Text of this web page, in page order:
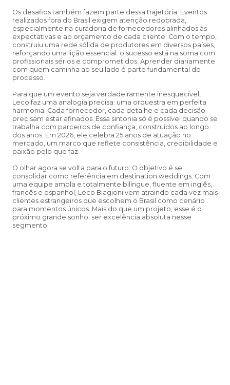
Os desafios também fazem parte dessa trajetória. Eventos
realizados fora do Brasil exigem atenção redobrada,
especialmente na curadoria de fornecedores alinhados às
expectativas e ao orçamento de cada cliente. Com o tempo,
construiu uma rede sólida de produtores em diversos países,
reforçando uma lição essencial: o sucesso está na soma com
profissionais sérios e comprometidos. Aprender diariamente
com quem caminha ao seu lado é parte fundamental do
processo.
Para que um evento seja verdadeiramente inesquecível,
Leco faz uma analogia precisa: uma orquestra em perfeita
harmonia. Cada fornecedor, cada detalhe e cada decisão
precisam estar afinados. Essa sintonia só é possível quando se
trabalha com parceiros de confiança, construídos ao longo
dos anos. Em 2026, ele celebra 25 anos de atuação no
mercado, um marco que reflete consistência, credibilidade e
paixão pelo que faz.
O olhar agora se volta para o futuro. O objetivo é se
consolidar como referência em destination weddings. Com
uma equipe ampla e totalmente bilíngue, fluente em inglês,
francês e espanhol, Leco Biagioni vem atraindo cada vez mais
clientes estrangeiros que escolhem o Brasil como cenário
para momentos únicos. Mais do que um projeto, esse é o
próximo grande sonho: ser excelência absoluta nesse
segmento.